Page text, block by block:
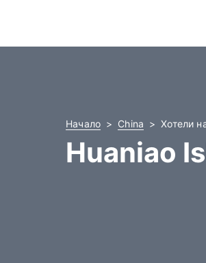
Начало China Хотели
Huaniao